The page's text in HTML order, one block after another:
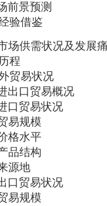
前景预测
验借鉴
场供需状况及发展
程
贸易状况
出口贸易概况
口贸易状况
易规模
格水平
品结构
源地
口贸易状况
易规模